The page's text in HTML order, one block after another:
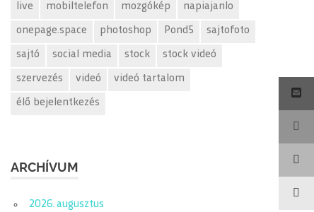
live mobiltelefon mozgókép napiajanlo
onepage.space photoshop Pond5 sajtofoto
sajtó social media stock stock videó
szervezés videó videó tartalom
élő bejelentkezés
ARCHÍVUM
2026. augusztus